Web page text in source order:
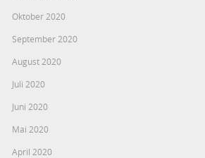
Oktober 2020
September 2020
August 2020
Juli 2020
Juni 2020
Mai 2020
April 2020